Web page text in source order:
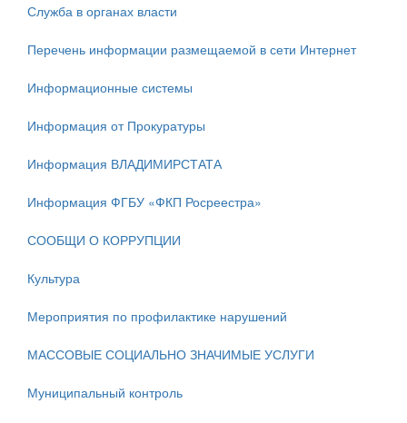
Служба в органах власти
Перечень информации размещаемой в сети Интернет
Информационные системы
Информация от Прокуратуры
Информация ВЛАДИМИРСТАТА
Информация ФГБУ «ФКП Росреестра»
СООБЩИ О КОРРУПЦИИ
Культура
Мероприятия по профилактике нарушений
МАССОВЫЕ СОЦИАЛЬНО ЗНАЧИМЫЕ УСЛУГИ
Муниципальный контроль